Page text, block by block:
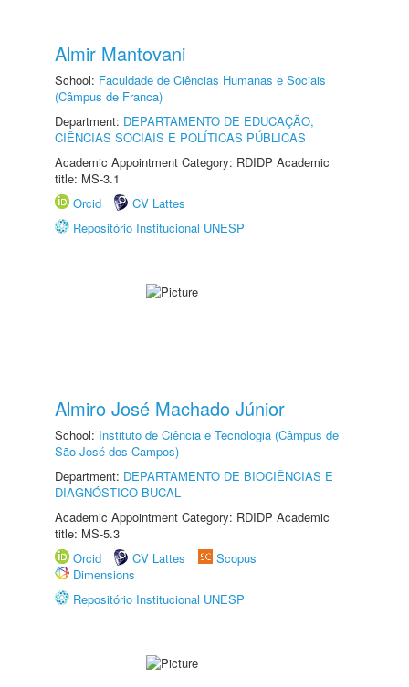
Almir Mantovani
School: Faculdade de Ciências Humanas e Sociais
(Câmpus de Franca)
Department: DEPARTAMENTO DE EDUCAÇÃO,
CIÊNCIAS SOCIAIS E POLÍTICAS PÚBLICAS
Academic Appointment Category: RDIDP Academic
title: MS-3.1
Orcid
CV Lattes
Repositório Institucional UNESP
Almiro José Machado Júnior
School: Instituto de Ciência e Tecnologia (Câmpus de
São José dos Campos)
Department: DEPARTAMENTO DE BIOCIÊNCIAS E
DIAGNÓSTICO BUCAL
Academic Appointment Category: RDIDP Academic
title: MS-5.3
Orcid
CV Lattes
Scopus
Dimensions
Repositório Institucional UNESP